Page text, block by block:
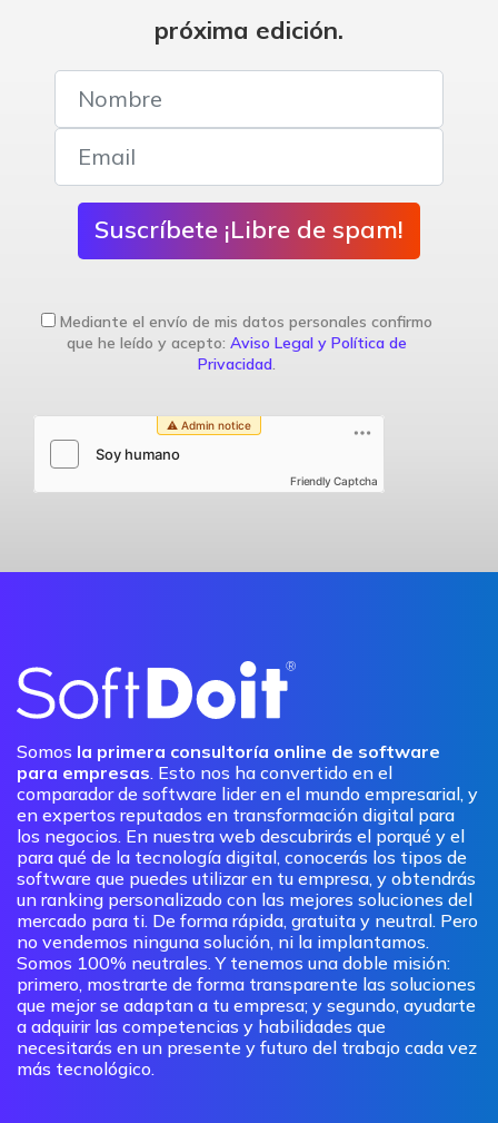
próxima edición.
Suscríbete ¡Libre de spam!
Mediante el envío de mis datos personales confirmo
que he leído y acepto: Aviso Legal y Política de
Privacidad.
Friendly Captcha
Somos la primera consultoría online de software
para empresas. Esto nos ha convertido en el
comparador de software lider en el mundo empresarial, y
en expertos reputados en transformación digital para
los negocios. En nuestra web descubrirás el porqué y el
para qué de la tecnología digital, conocerás los tipos de
software que puedes utilizar en tu empresa, y obtendrás
un ranking personalizado con las mejores soluciones del
mercado para ti. De forma rápida, gratuita y neutral. Pero
no vendemos ninguna solución, ni la implantamos.
Somos 100% neutrales. Y tenemos una doble misión:
primero, mostrarte de forma transparente las soluciones
que mejor se adaptan a tu empresa; y segundo, ayudarte
a adquirir las competencias y habilidades que
necesitarás en un presente y futuro del trabajo cada vez
más tecnológico.